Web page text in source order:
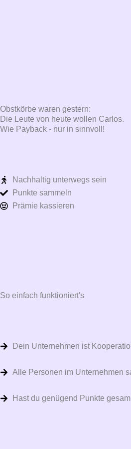
Obstkörbe waren gestern:
Die Leute von heute wollen Carlos.
Wie Payback - nur in sinnvoll!
Nachhaltig unterwegs sein
Punkte sammeln
Prämie kassieren
So einfach funktioniert's
Dein Unternehmen ist
Alle Personen im Unternehmen
Hast du genügend Punkte